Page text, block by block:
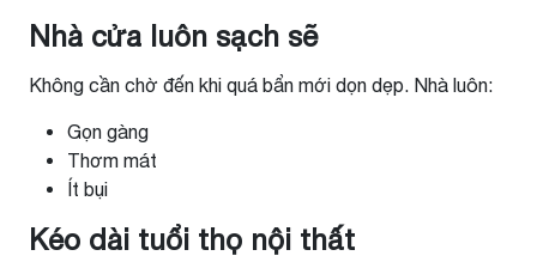
Nhà cửa luôn sạch sẽ
Không cần chờ đến khi quá bẩn mới dọn dẹp. Nhà luôn:
Gọn gàng
Thơm mát
Ít bụi
Kéo dài tuổi thọ nội thất